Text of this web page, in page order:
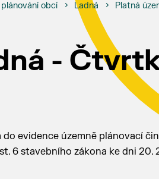
plánování obcí Ladná Platná
-
evidence územně plánovací
6 stavebního zákona ke dni 20.